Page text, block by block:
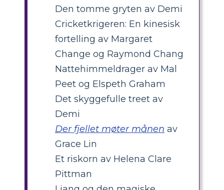
Den tomme gryten av Demi
Cricketkrigeren: En kinesisk
fortelling av Margaret
Change og Raymond Chang
Nattehimmeldrager av Mal
Peet og Elspeth Graham
Det skyggefulle treet av
Demi
Der fjellet møter månen av
Grace Lin
Et riskorn av Helena Clare
Pittman